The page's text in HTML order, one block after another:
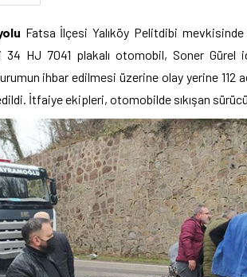
Fatsa İlçesi Yalıköy Pelitdibi
HJ 7041 plakalı otomobil, Soner Gürel
ihbar edilmesi üzerine olay yerine 112
İtfaiye ekipleri, otomobilde sıkışan